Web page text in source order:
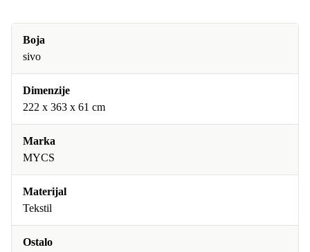
Boja
sivo
Dimenzije
222 x 363 x 61 cm
Marka
MYCS
Materijal
Tekstil
Ostalo